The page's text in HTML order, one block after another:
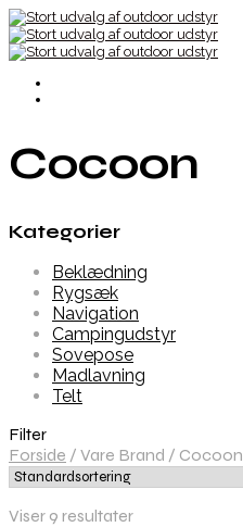
Cocoon
Kategorier
Beklædning
Rygsæk
Navigation
Campingudstyr
Sovepose
Madlavning
Telt
Filter
Forside / Vare Brand / Cocoon
Viser 9 resultater